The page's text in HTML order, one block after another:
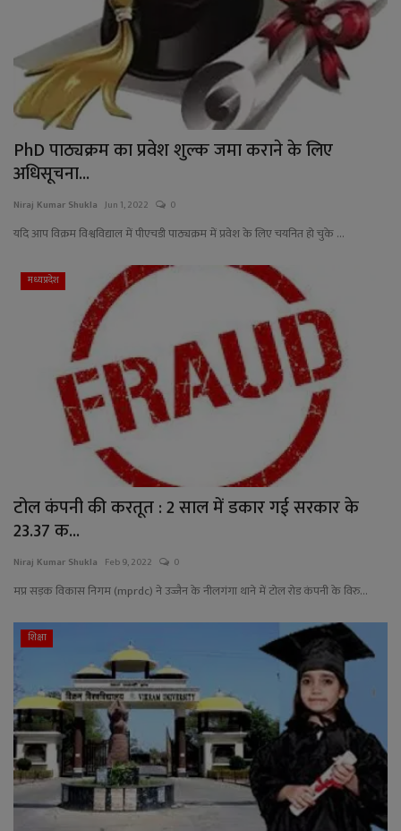
PhD पाठ्यक्रम का प्रवेश शुल्क जमा कराने के लिए
अधिसूचना...
Niraj Kumar Shukla Jun 1, 2022 0
यदि आप विक्रम विश्वविद्याल में पीएचडी पाठ्यक्रम में प्रवेश के लिए चयनित हो चुके ...
मध्यप्रदेश
टोल कंपनी की करतूत : 2 साल में डकार गई सरकार के
23.37 क...
Niraj Kumar Shukla Feb 9, 2022 0
मप्र सड़क विकास निगम (mprdc) ने उज्जैन के नीलगंगा थाने में टोल रोड कंपनी के विरु...
शिक्षा